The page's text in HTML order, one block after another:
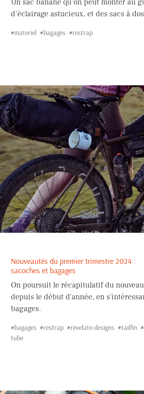
d’éclairage astucieux, et des sacs à
#materiel #bagages #restrap
Nouveautés du premier trimestre 2024 :
sacoches et bagages
On poursuit le récapitulatif du
depuis le début d'année, en
bagages.
#bagages #restrap #revelate-designs #tailfin #
tube